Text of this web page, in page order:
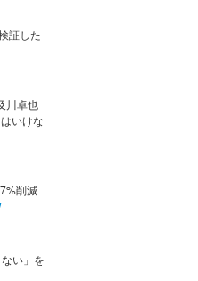
証した
川卓也
いけな
削減
い」を